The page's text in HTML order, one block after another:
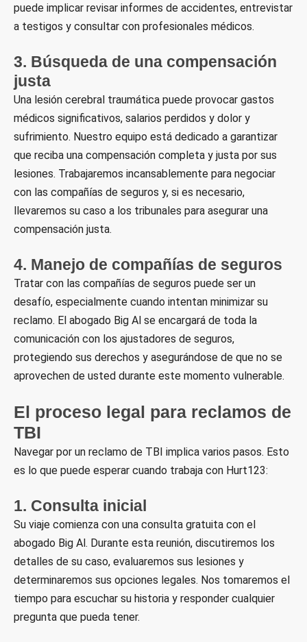
puede implicar revisar informes de accidentes, entrevistar
a testigos y consultar con profesionales médicos.
3. Búsqueda de una compensación
justa
Una lesión cerebral traumática puede provocar gastos
médicos significativos, salarios perdidos y dolor y
sufrimiento. Nuestro equipo está dedicado a garantizar
que reciba una compensación completa y justa por sus
lesiones. Trabajaremos incansablemente para negociar
con las compañías de seguros y, si es necesario,
llevaremos su caso a los tribunales para asegurar una
compensación justa.
4. Manejo de compañías de seguros
Tratar con las compañías de seguros puede ser un
desafío, especialmente cuando intentan minimizar su
reclamo. El abogado Big Al se encargará de toda la
comunicación con los ajustadores de seguros,
protegiendo sus derechos y asegurándose de que no se
aprovechen de usted durante este momento vulnerable.
El proceso legal para reclamos de
TBI
Navegar por un reclamo de TBI implica varios pasos. Esto
es lo que puede esperar cuando trabaja con Hurt123:
1. Consulta inicial
Su viaje comienza con una consulta gratuita con el
abogado Big Al. Durante esta reunión, discutiremos los
detalles de su caso, evaluaremos sus lesiones y
determinaremos sus opciones legales. Nos tomaremos el
tiempo para escuchar su historia y responder cualquier
pregunta que pueda tener.